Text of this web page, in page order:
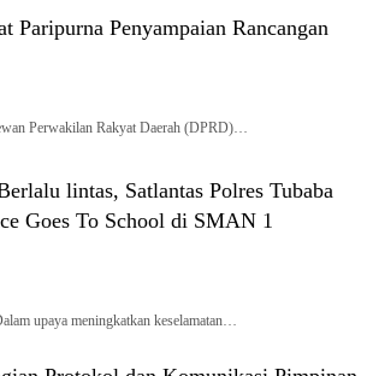
Paripurna Penyampaian Rancangan
Perwakilan Rakyat Daerah (DPRD)…
lintas, Satlantas Polres Tubaba
Goes To School di SMAN 1
upaya meningkatkan keselamatan…